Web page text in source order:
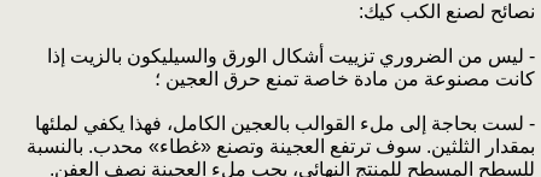
نصائح لصنع الكب كيك:
- ليس من الضروري تزييت أشكال الورق والسيليكون بالزيت إذا
كانت مصنوعة من مادة خاصة تمنع حرق العجين ؛
- لست بحاجة إلى ملء القوالب بالعجين الكامل، فهذا يكفي لملئها
بمقدار الثلثين. سوف ترتفع العجينة وتصنع «غطاء» محدب. بالنسبة
للسطح المسطح للمنتج النهائي، يجب ملء العجينة نصف العفن.